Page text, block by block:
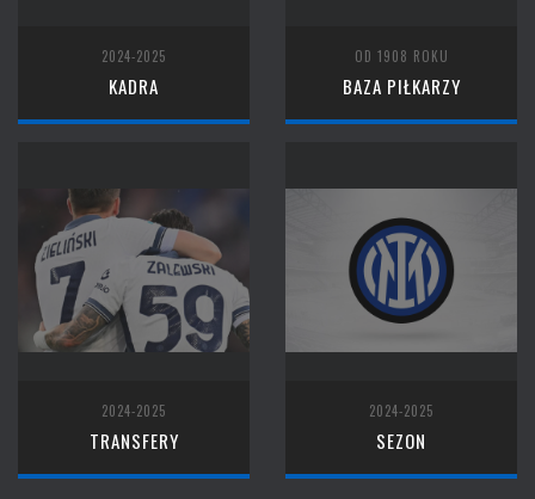
2024-2025
KADRA
OD 1908 ROKU
BAZA PIŁKARZY
2024-2025
TRANSFERY
2024-2025
SEZON